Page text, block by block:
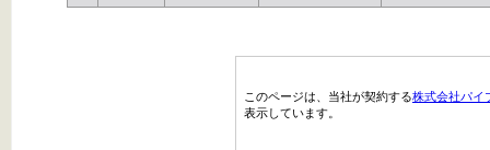
このページは、当社が契約する株式会社パイ
表示しています。